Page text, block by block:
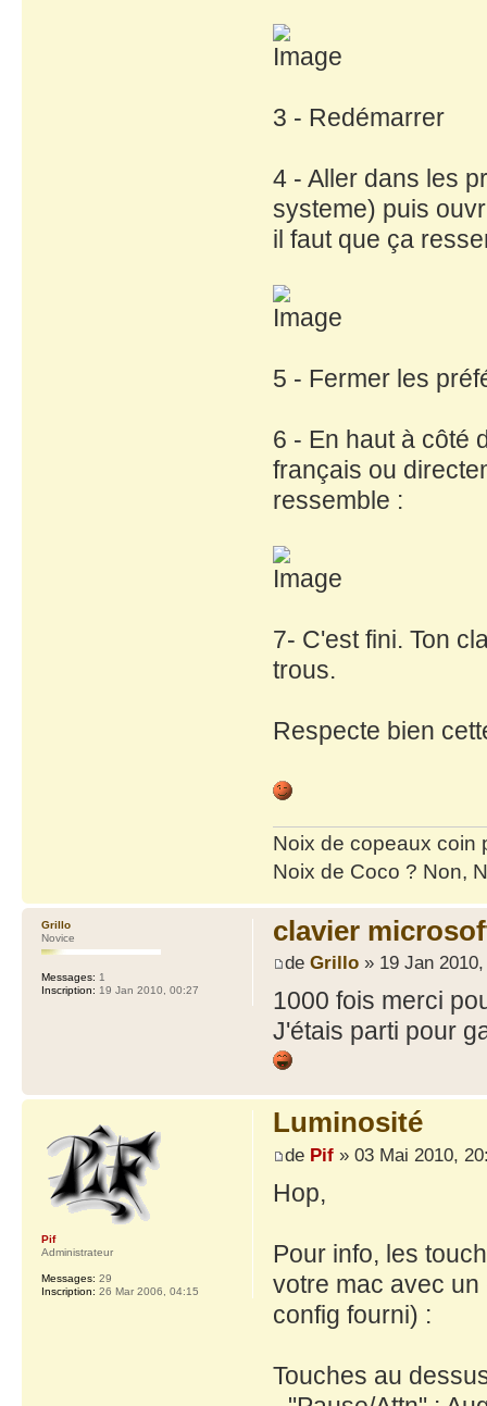
3 - Redémarrer
4 - Aller dans les
systeme) puis
il faut que ça
5 - Fermer les
6 - En haut à côté
français ou
ressemble :
7- C'est fini. Ton
trous.
Respecte bien
Noix de copeaux coin
Noix de Coco ? Non,
clavier
de Grillo» 19 Jan 2010,
1000 fois merci
J'étais parti pour
Grillo
Novice
Messages: 1
Inscription: 19 Jan 2010, 00:27
Luminosité
de Pif» 03 Mai 2010,
Hop,
Pour info, les
votre mac avec
config fourni) :
Touches au
Pif
Administrateur
Messages: 29
Inscription: 26 Mar 2006, 04:15